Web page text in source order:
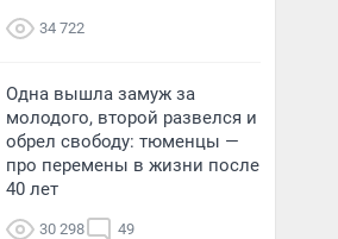
34 722
Одна вышла замуж за
молодого, второй развелся и
обрел свободу: тюменцы —
про перемены в жизни после
40 лет
30 298 49